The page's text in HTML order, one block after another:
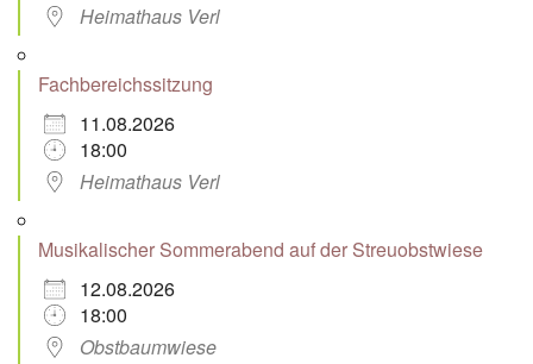
Heimathaus Verl
Fachbereichssitzung
11.08.2026
18:00
Heimathaus Verl
Musikalischer Sommerabend auf der Streuobstwiese
12.08.2026
18:00
Obstbaumwiese